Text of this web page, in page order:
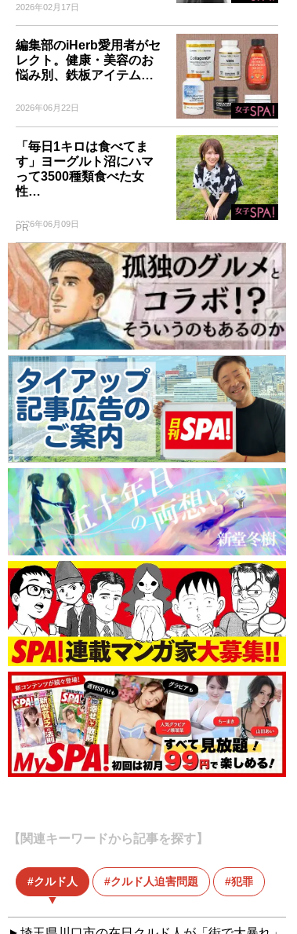
2026年02月17日
編集部のiHerb愛用者がセ
レクト。健康・美容のお
悩み別、鉄板アイテム…
2026年06月22日
「毎日1キロは食べてま
す」ヨーグルト沼にハマ
って3500種類食べた女
性…
2026年06月09日
PR
【関連キーワードから記事を探す】
クルド人 クルド人迫害問題 犯罪